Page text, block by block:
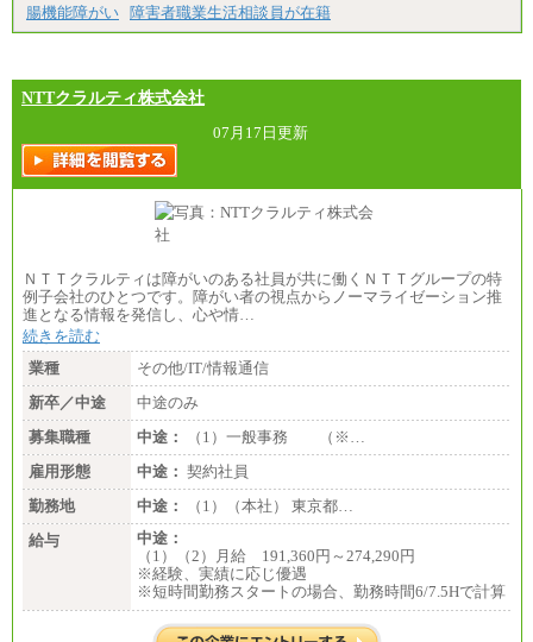
腸機能障がい 障害者職業生活相談員が在籍
NTTクラルティ株式会社
07月17日更新
ＮＴＴクラルティは障がいのある社員が共に働くＮＴＴグループの特
例子会社のひとつです。障がい者の視点からノーマライゼーション推
進となる情報を発信し、心や情…
続きを読む
業種
その他/IT/情報通信
新卒／中途
中途のみ
募集職種
中途：
（1）一般事務 （※…
雇用形態
中途： 契約社員
勤務地
中途：
（1）（本社） 東京都…
給与
中途：
（1）（2）月給 191,360円～274,290円
※経験、実績に応じ優遇
※短時間勤務スタートの場合、勤務時間6/7.5Hで計算